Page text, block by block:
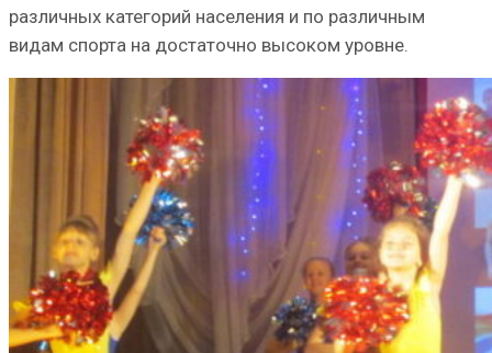
различных категорий населения и по различным
видам спорта на достаточно высоком уровне.